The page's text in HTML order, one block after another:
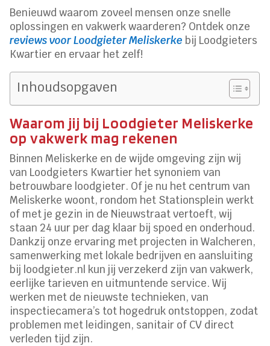
Benieuwd waarom zoveel mensen onze snelle
oplossingen en vakwerk waarderen? Ontdek onze
reviews voor Loodgieter Meliskerke bij Loodgieters
Kwartier en ervaar het zelf!
Inhoudsopgaven
Waarom jij bij Loodgieter Meliskerke
op vakwerk mag rekenen
Binnen Meliskerke en de wijde omgeving zijn wij
van Loodgieters Kwartier het synoniem van
betrouwbare loodgieter. Of je nu het centrum van
Meliskerke woont, rondom het Stationsplein werkt
of met je gezin in de Nieuwstraat vertoeft, wij
staan 24 uur per dag klaar bij spoed en onderhoud.
Dankzij onze ervaring met projecten in Walcheren,
samenwerking met lokale bedrijven en aansluiting
bij loodgieter.nl kun jij verzekerd zijn van vakwerk,
eerlijke tarieven en uitmuntende service. Wij
werken met de nieuwste technieken, van
inspectiecamera’s tot hogedruk ontstoppen, zodat
problemen met leidingen, sanitair of CV direct
verleden tijd zijn.